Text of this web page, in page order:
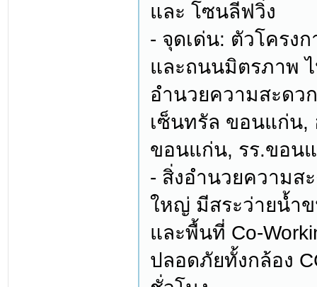
และ โซนลีฟวิ่ง
- จุดเด่น: ตัวโครง
และถนนมิตรภาพ
อำนวยความสะดว
เซ็นทรัล ขอนแก่น,
ขอนแก่น, รร.ขอน
- สิ่งอำนวยความส
ใหญ่ มีสระว่ายน้ำข
และพื้นที่ Co-
ปลอดภัยทั้งกล้อง